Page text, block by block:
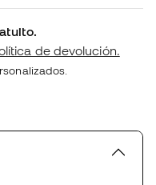
de devolución.